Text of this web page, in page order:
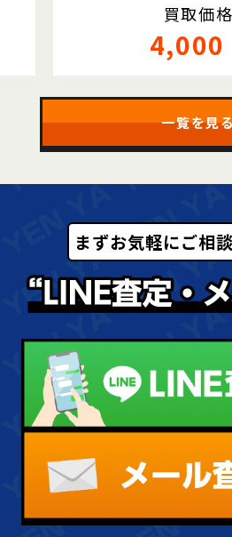
買取価格
4,000
一覧を見
まずお気軽にご相